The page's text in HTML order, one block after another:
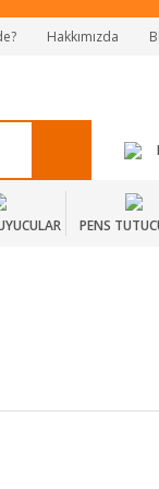
Hakkımızda
PENS